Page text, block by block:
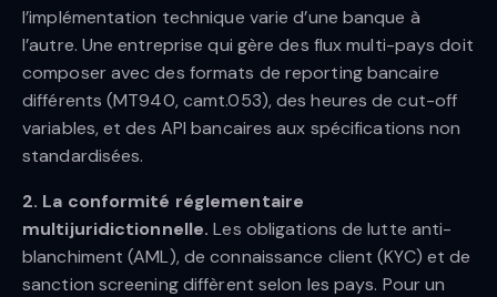
l’implémentation technique varie d’une banque à
l’autre. Une entreprise qui gère des flux multi-pays doit
composer avec des formats de reporting bancaire
différents (MT940, camt.053), des heures de cut-off
variables, et des API bancaires aux spécifications non
standardisées.
2. La conformité réglementaire
multijuridictionnelle. Les obligations de lutte anti-
blanchiment (AML), de connaissance client (KYC) et de
sanction screening diffèrent selon les pays. Pour un